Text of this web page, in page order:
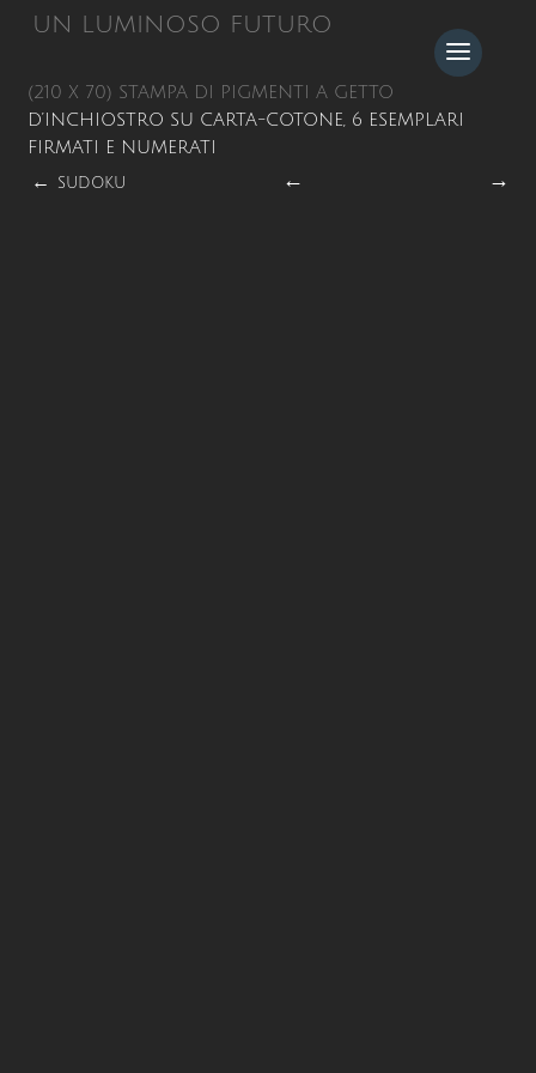
UN LUMINOSO FUTURO
(210 X 70) STAMPA DI PIGMENTI A GETTO
D’INCHIOSTRO SU CARTA-COTONE, 6 ESEMPLARI
FIRMATI E NUMERATI
← SUDOKU ← →